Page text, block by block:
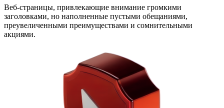
Веб-страницы, привлекающие внимание громкими
заголовками, но наполненные пустыми обещаниями,
преувеличенными преимуществами и сомнительными
акциями.